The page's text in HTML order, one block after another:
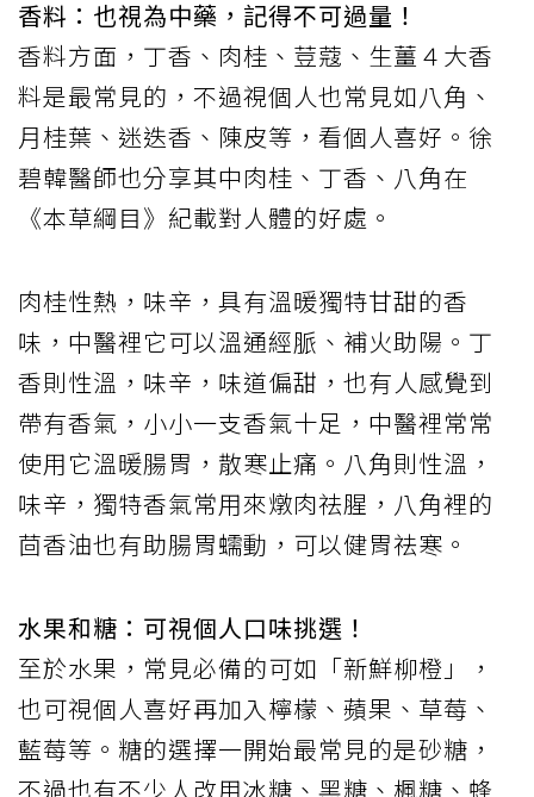
香料：也視為中藥，記得不可過量！
香料方面，丁香、肉桂、荳蔻、生薑４大香
料是最常見的，不過視個人也常見如八角、
月桂葉、迷迭香、陳皮等，看個人喜好。徐
碧韓醫師也分享其中肉桂、丁香、八角在
《本草綱目》紀載對人體的好處。
肉桂性熱，味辛，具有溫暖獨特甘甜的香
味，中醫裡它可以溫通經脈、補火助陽。丁
香則性溫，味辛，味道偏甜，也有人感覺到
帶有香氣，小小一支香氣十足，中醫裡常常
使用它溫暖腸胃，散寒止痛。八角則性溫，
味辛，獨特香氣常用來燉肉祛腥，八角裡的
茴香油也有助腸胃蠕動，可以健胃祛寒。
水果和糖：可視個人口味挑選！
至於水果，常見必備的可如「新鮮柳橙」，
也可視個人喜好再加入檸檬、蘋果、草莓、
藍莓等。糖的選擇一開始最常見的是砂糖，
不過也有不少人改用冰糖、黑糖、楓糖、蜂